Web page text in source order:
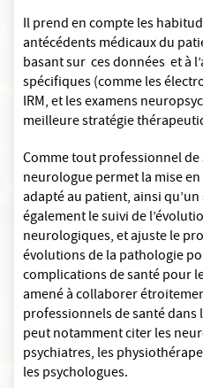
Il prend en compte les
antécédents médicaux du
basant sur ces données et à
spécifiques (comme les
IRM, et les examens
meilleure stratégie
Comme tout professionnel de
neurologue permet la mise
adapté au patient, ainsi
également le suivi de
neurologiques, et ajuste le
évolutions de la pathologie
complications de santé pour
amené à collaborer
professionnels de santé dans
peut notamment citer les
psychiatres, les
les psychologues.